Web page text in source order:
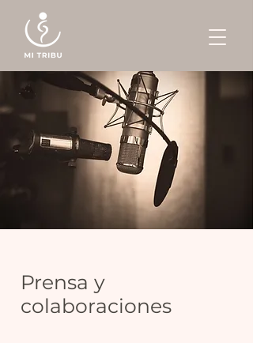
Prensa y
colaboraciones